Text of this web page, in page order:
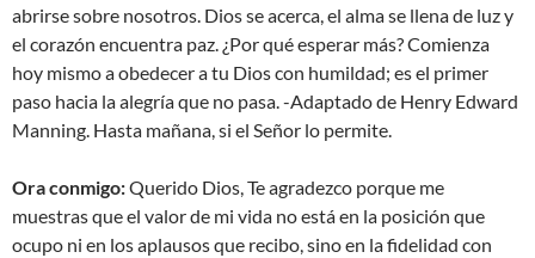
abrirse sobre nosotros. Dios se acerca, el alma se llena de luz y
el corazón encuentra paz. ¿Por qué esperar más? Comienza
hoy mismo a obedecer a tu Dios con humildad; es el primer
paso hacia la alegría que no pasa. -Adaptado de Henry Edward
Manning. Hasta mañana, si el Señor lo permite.
Ora conmigo:Querido Dios, Te agradezco porque me
muestras que el valor de mi vida no está en la posición que
ocupo ni en los aplausos que recibo, sino en la fidelidad con